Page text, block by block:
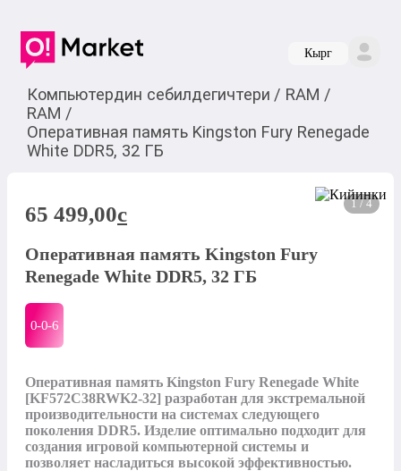
Кырг
Компьютердин себилдегичтери / RAM /
RAM /
Оперативная память Kingston Fury Renegade
White DDR5, 32 ГБ
1 / 4
65 499,00c
Оперативная память Kingston Fury
Renegade White DDR5, 32 ГБ
0-0-6
Оперативная память Kingston Fury Renegade White
[KF572C38RWK2-32] разработан для экстремальной
производительности на системах следующего
поколения DDR5. Изделие оптимально подходит для
создания игровой компьютерной системы и
позволяет насладиться высокой эффективностью.